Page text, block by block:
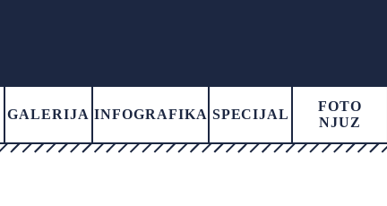
GALERIJA INFOGRAFIKA SPECIJAL
FOTO
NJUZ